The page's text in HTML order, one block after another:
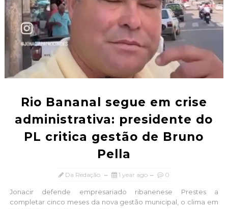
Rio Bananal segue em crise
administrativa: presidente do
PL critica gestão de Bruno
Pella
Da Redação 1 year ago 0
Jonacir defende empresariado ribanenese Prestes a
completar cinco meses da nova gestão municipal, o clima em